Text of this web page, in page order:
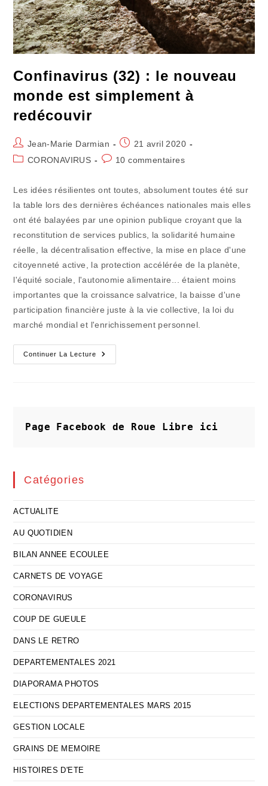
Confinavirus (32) : le nouveau
monde est simplement à
redécouvir
Auteur/autrice
de
Jean-Marie Darmian
Publication
publiée :
21 avril 2020
PostCORONAVIRUS
Commentaires
publication :
10 commentaires
Les idées résilientes ont toutes, absolument toutes été sur
la table lors des dernières échéances nationales mais elles
ont été balayées par une opinion publique croyant que la
reconstitution de services publics, la solidarité humaine
réelle, la décentralisation effective, la mise en place d'une
citoyenneté active, la protection accélérée de la planète,
l'équité sociale, l'autonomie alimentaire... étaient moins
importantes que la croissance salvatrice, la baisse d'une
participation financière juste à la vie collective, la loi du
marché mondial et l'enrichissement personnel.
Continuer La Lecture
Confinavirus
(32)
À
Redécouvir
Page Facebook de Roue Libre ici
Catégories
ACTUALITE
AU QUOTIDIEN
BILAN ANNEE ECOULEE
CARNETS DE VOYAGE
CORONAVIRUS
COUP DE GUEULE
DANS LE RETRO
DEPARTEMENTALES 2021
DIAPORAMA PHOTOS
ELECTIONS DEPARTEMENTALES MARS 2015
GESTION LOCALE
GRAINS DE MEMOIRE
HISTOIRES D'ETE